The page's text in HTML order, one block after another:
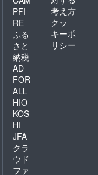
PFI
RE
ふる
さと
納税
AD
FOR
ALL
HIO
KOS
HI
JFA
クラ
ウド
ファ
考え方
クッ
キーポ
リシー